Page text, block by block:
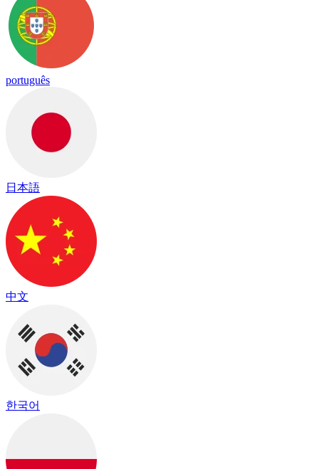
português
日本語
中文
한국어